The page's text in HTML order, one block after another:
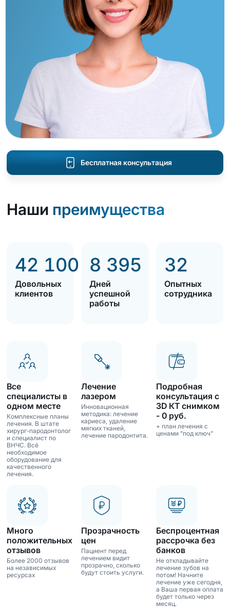
Бесплатная консультация
Наши преимущества
42 100
Довольных
клиентов
8 395
Дней
успешной
работы
32
Опытных
сотрудника
Все
специалисты в
одном месте
Комплексные планы
лечения. В штате
хирург-пародонтолог
и специалист по
ВНЧС. Всё
необходимое
оборудование для
качественного
лечения.
Лечение
лазером
Инновационная
методика: лечение
кариеса, удаление
мягких тканей,
лечение пародонтита.
Подробная
консультация с
3D КТ снимком
- 0 руб.
+ план лечения с
ценами "под ключ"
Много
положительных
отзывов
Более 2000 отзывов
на независимых
ресурсах
Прозрачность
цен
Пациент перед
лечением видит
прозрачно, сколько
будут стоить услуги.
Беспроцентная
рассрочка без
банков
Не откладывайте
лечение зубов на
потом! Начните
лечение уже сегодня,
а Ваша первая оплата
будет только через
месяц.